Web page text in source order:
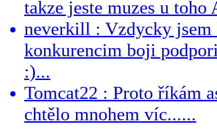
takze jeste muzes u
neverkill : Vzdycky
konkurencim boji
:)...
Tomcat22 : Proto říkám
chtělo mnohem víc......